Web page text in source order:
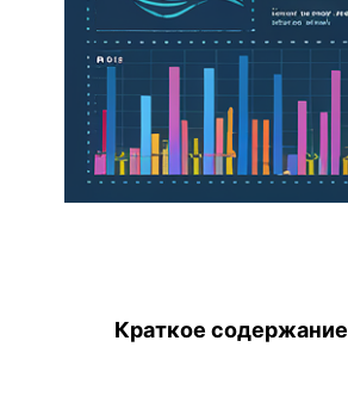
Краткое содержание